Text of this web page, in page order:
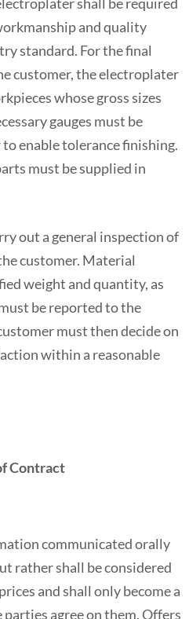
and quality
standard. For the final
customer, the electroplater
whose gross sizes
gauges must be
enable tolerance finishing.
must be supplied in
out a general inspection of
customer. Material
weight and quantity, as
be reported to the
must then decide on
within a reasonable
Contract
communicated orally
rather shall be considered
and shall only become a
agree on them. Offers